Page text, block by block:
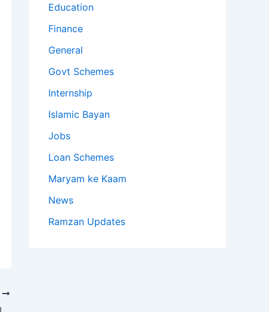
Education
Finance
General
Govt Schemes
Internship
Islamic Bayan
Jobs
Loan Schemes
Maryam ke Kaam
News
Ramzan Updates